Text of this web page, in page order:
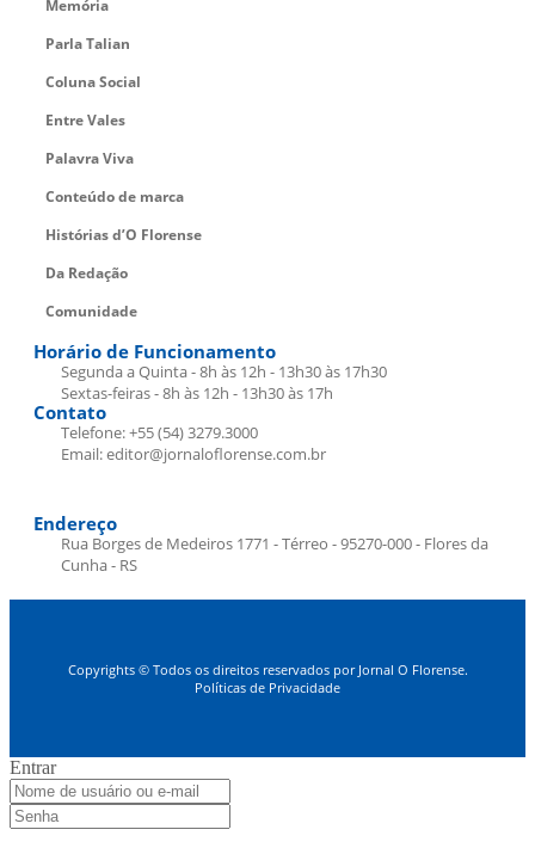
Memória
Parla Talian
Coluna Social
Entre Vales
Palavra Viva
Conteúdo de marca
Histórias d’O Florense
Da Redação
Comunidade
Horário de Funcionamento
Segunda a Quinta - 8h às 12h - 13h30 às 17h30
Sextas-feiras - 8h às 12h - 13h30 às 17h
Contato
Telefone: +55 (54) 3279.3000
Email: editor@jornaloflorense.com.br
Endereço
Rua Borges de Medeiros 1771 - Térreo - 95270-000 - Flores da
Cunha - RS
Copyrights © Todos os direitos reservados por Jornal O Florense.
Políticas de Privacidade
Entrar